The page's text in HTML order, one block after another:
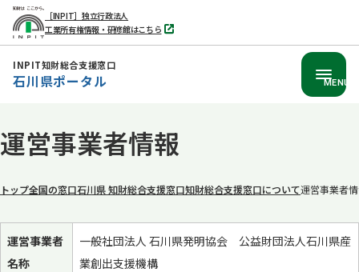
文
へ
［INPIT］独立行政法人
工業所有権情報・研修館はこちら
別
タ
INPIT知財総合支援窓口
石川県ポータル MENU
運営事業者情報
トップ全国の窓口石川県 知財総合支援窓口知財総合支援窓口について運営事業者
運営事業者
名称
一般社団法人 石川県発明協会 公益財団法人石川県産
業創出支援機構